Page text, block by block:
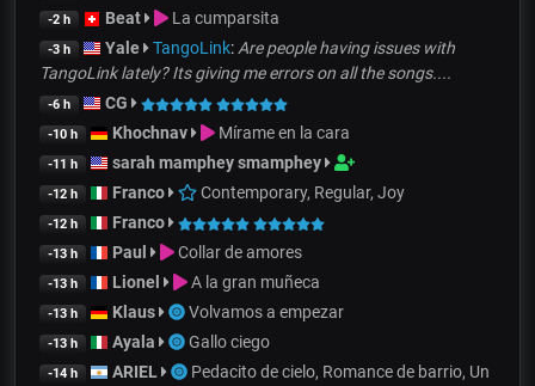
-2 h Beat La cumparsita
-3 h Yale TangoLink: Are people having issues with
TangoLink lately? Its giving me errors on all the songs....
-6 h CG
-10 h Khochnav Mírame en la cara
-11 h sarah mamphey smamphey
-12 h Franco Contemporary, Regular, Joy
-12 h Franco
-13 h Paul Collar de amores
-13 h Lionel A la gran muñeca
-13 h Klaus Volvamos a empezar
-13 h Ayala Gallo ciego
-14 h ARIEL
Pedacito de cielo, Romance de barrio, Un